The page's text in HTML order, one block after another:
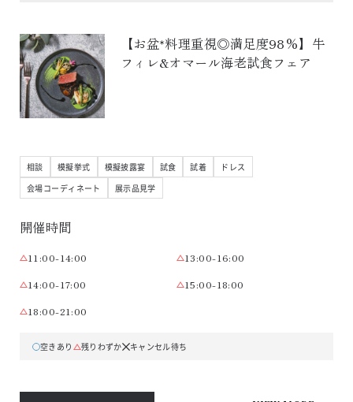
【お盆*料理重視◎満足度98%】牛
フィレ&オマール海老試食フェア
相談 模擬挙式 模擬披露宴 試食 試着
ドレス
会場コーディネート
展示品見学
開催時間
11:00-14:00
13:00-16:00
14:00-17:00
15:00-18:00
18:00-21:00
空きあり 残りわずか キャンセル待ち